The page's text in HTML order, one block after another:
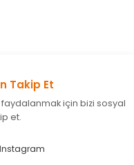
bulunuyor.
Takip Et
için bizi sosyal
et.
Instagram